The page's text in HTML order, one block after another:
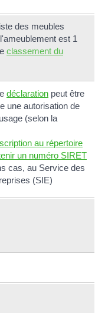
des meubles
est 1
classement du
déclaration peut être
une autorisation de
(selon la
au répertoire
un numéro SIRET
cas, au Service des
(SIE)